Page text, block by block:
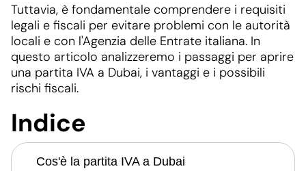
Tuttavia, è fondamentale comprendere i requisiti
legali e fiscali per evitare problemi con le autorità
locali e con l'Agenzia delle Entrate italiana. In
questo articolo analizzeremo i passaggi per aprire
una partita IVA a Dubai, i vantaggi e i possibili
rischi fiscali.
Indice
Cos'è la partita IVA a Dubai